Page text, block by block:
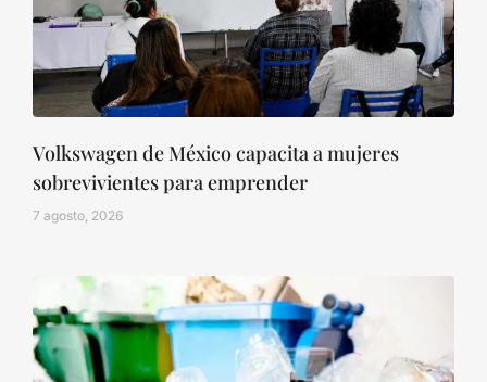
Volkswagen de México capacita a mujeres
sobrevivientes para emprender
7 agosto, 2026